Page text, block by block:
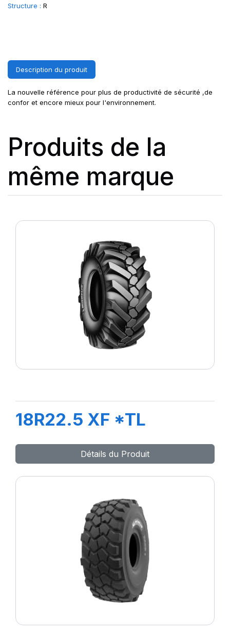
Structure : R
Description du produit
La nouvelle référence pour plus de productivité de sécurité ,de
confor et encore mieux pour l'environnement.
Produits de la
même marque
18R22.5 XF *TL
Détails du Produit